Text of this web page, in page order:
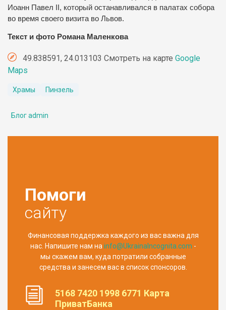
Иоанн Павел II, который останавливался в палатах собора
во время своего визита во Львов.
Текст и фото Романа Маленкова
49.838591, 24.013103 Смотреть на карте Google
Maps
Храмы Пинзель
Блог admin
Помоги
сайту
Финансовая поддержка каждого из вас важна для
нас. Напишите нам наinfo@UkrainaIncognita.com -
мы скажем вам, куда потратили собранные
средства и занесем вас в список спонсоров.
5168 7420 1998 6771 Карта
ПриватБанка